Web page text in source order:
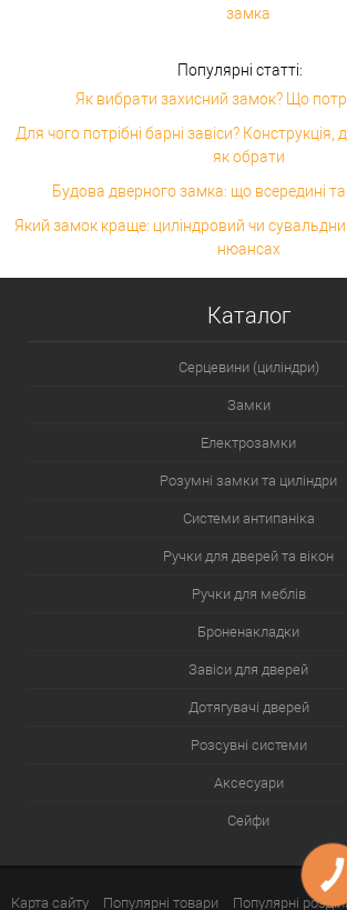
замка
Популярні статті:
Як вибрати захисний замок? Що
Для чого потрібні барні завіси?
як обрати
Будова дверного замка: що всередині
Який замок краще: циліндровий чи
нюансах
Каталог
Серцевини (циліндри)
Замки
Електрозамки
Розумні замки та циліндри
Системи антипаніка
Ручки для дверей та вікон
Ручки для меблів
Броненакладки
Завіси для дверей
Дотягувачі дверей
Розсувні системи
Аксесуари
Сейфи
Карта сайту Популярні товари Популярні